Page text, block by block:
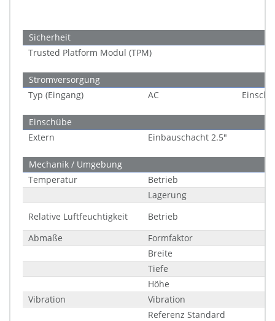
Sicherheit
Trusted Platform Modul (TPM)
Stromversorgung
Typ (Eingang)
AC
Einschübe
Extern
Einbauschacht 2.5"
Mechanik / Umgebung
Temperatur
Betrieb
Lagerung
Relative Luftfeuchtigkeit
Betrieb
Abmaße
Formfaktor
Breite
Tiefe
Höhe
Vibration
Vibration
Referenz Standard